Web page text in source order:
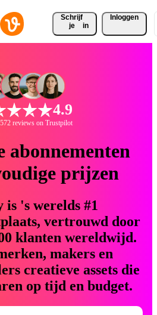
Schrijf
je
in
Inloggen
4.9
reviews on Trustpilot
abonnementen
prijzen
is 's werelds #1
vertrouwd door
klanten wereldwijd.
makers en
creatieve assets die
op tijd en budget.